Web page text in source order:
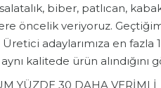
biber, patlıcan,
öncelik veriyoruz.
Üretici adaylarımıza en
kalitede ürün
YÜZDE 30 DAHA VERİMLİ